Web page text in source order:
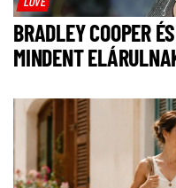
BRADLEY COOPER
MINDENT